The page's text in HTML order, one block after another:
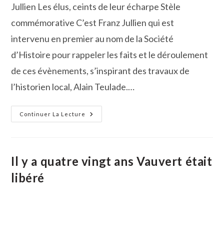
Jullien Les élus, ceints de leur écharpe Stèle
commémorative C’est Franz Jullien qui est
intervenu en premier au nom de la Société
d’Histoire pour rappeler les faits et le déroulement
de ces évènements, s’inspirant des travaux de
l’historien local, Alain Teulade.…
Continuer La Lecture
Commémoration
Du
Libération
De
Vauvert
Il y a quatre vingt ans Vauvert était
libéré